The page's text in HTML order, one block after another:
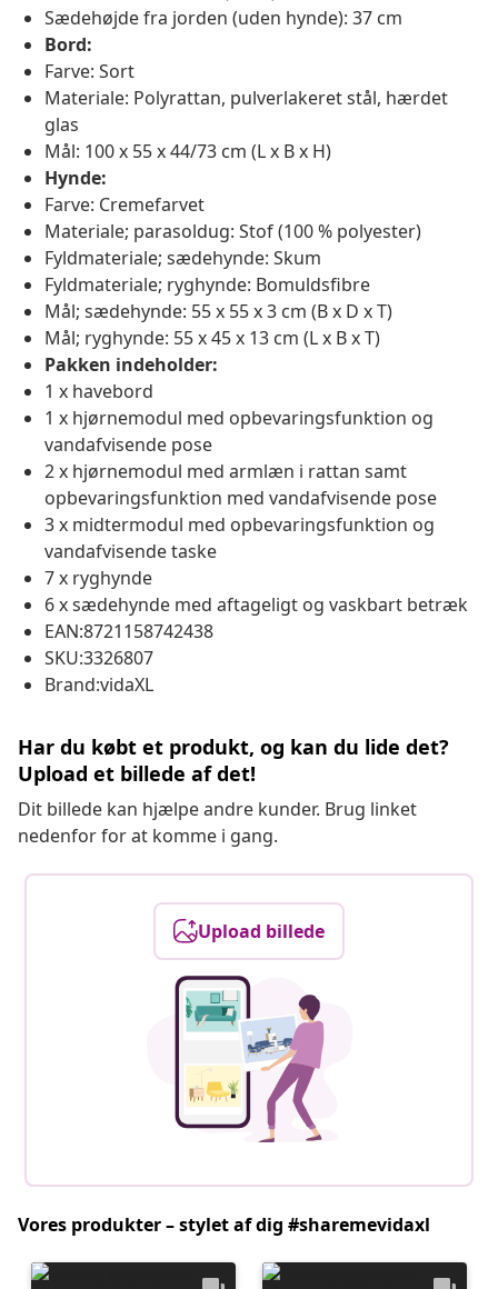
Sædehøjde fra jorden (uden hynde): 37 cm
Bord:
Farve: Sort
Materiale: Polyrattan, pulverlakeret stål, hærdet
glas
Mål: 100 x 55 x 44/73 cm (L x B x H)
Hynde:
Farve: Cremefarvet
Materiale; parasoldug: Stof (100 % polyester)
Fyldmateriale; sædehynde: Skum
Fyldmateriale; ryghynde: Bomuldsfibre
Mål; sædehynde: 55 x 55 x 3 cm (B x D x T)
Mål; ryghynde: 55 x 45 x 13 cm (L x B x T)
Pakken indeholder:
1 x havebord
1 x hjørnemodul med opbevaringsfunktion og
vandafvisende pose
2 x hjørnemodul med armlæn i rattan samt
opbevaringsfunktion med vandafvisende pose
3 x midtermodul med opbevaringsfunktion og
vandafvisende taske
7 x ryghynde
6 x sædehynde med aftageligt og vaskbart betræk
EAN:8721158742438
SKU:3326807
Brand:vidaXL
Har du købt et produkt, og kan du lide det?
Upload et billede af det!
Dit billede kan hjælpe andre kunder. Brug linket
nedenfor for at komme i gang.
Upload billede
Vores produkter – stylet af dig #sharemevidaxl